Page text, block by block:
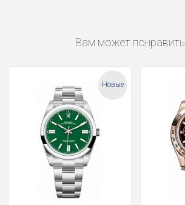
Вам может
Новые